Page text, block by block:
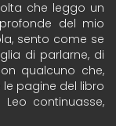
che leggo un
del mio
sento come se
di parlarne, di
qualcuno che,
pagine del libro
continuasse,